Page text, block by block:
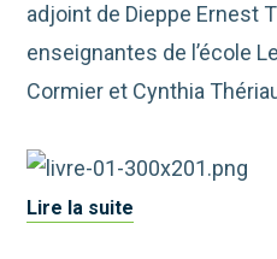
adjoint de Dieppe Ernest
enseignantes de l’école
Cormier et Cynthia
Lire la suite